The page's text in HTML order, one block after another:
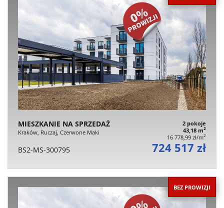
MIESZKANIE NA SPRZEDAŻ
Kraków, Ruczaj, Czerwone Maki
2 pokoje
43,18 m2
16 778,99 zł/m2
BS2-MS-300795 724 517 zł
BEZ PROWIZJI